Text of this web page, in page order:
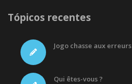
Tópicos recentes
Jogo chasse aux erreurs
Qui êtes-vous ?